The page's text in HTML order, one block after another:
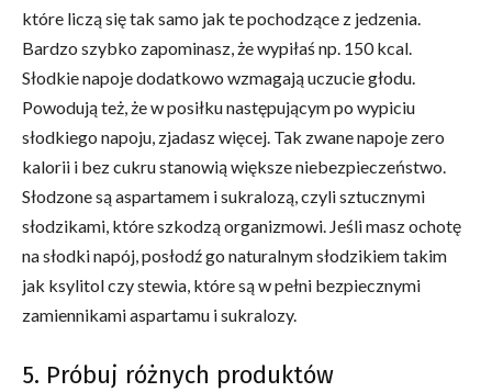
które liczą się tak samo jak te pochodzące z jedzenia.
Bardzo szybko zapominasz, że wypiłaś np. 150 kcal.
Słodkie napoje dodatkowo wzmagają uczucie głodu.
Powodują też, że w posiłku następującym po wypiciu
słodkiego napoju, zjadasz więcej. Tak zwane napoje zero
kalorii i bez cukru stanowią większe niebezpieczeństwo.
Słodzone są aspartamem i sukralozą, czyli sztucznymi
słodzikami, które szkodzą organizmowi. Jeśli masz ochotę
na słodki napój, posłodź go naturalnym słodzikiem takim
jak ksylitol czy stewia, które są w pełni bezpiecznymi
zamiennikami aspartamu i sukralozy.
5. Próbuj różnych produktów